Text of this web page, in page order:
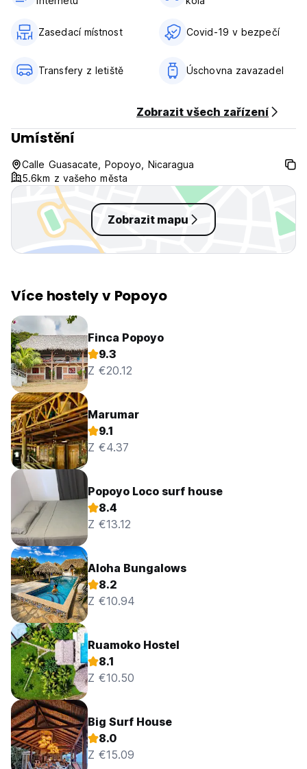
We do not accept customers younger than 18 years of age
Zasedací místnost Covid-19 v bezpečí
Transfery z letiště Úschovna zavazadel
Zobrazit všech zařízení
Umístění
Calle Guasacate, Popoyo, Nicaragua
5.6km z vašeho města
Zobrazit mapu
Více hostely v Popoyo
Finca Popoyo
9.3
Z €20.12
Marumar
9.1
Z €4.37
Popoyo Loco surf house
8.4
Z €13.12
Aloha Bungalows
8.2
Z €10.94
Ruamoko Hostel
8.1
Z €10.50
Big Surf House
8.0
Z €15.09